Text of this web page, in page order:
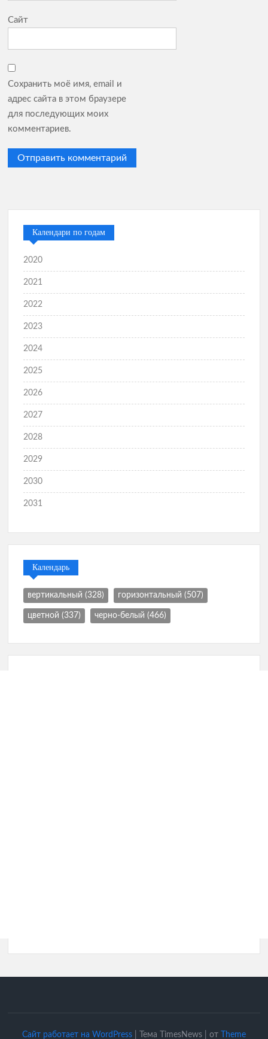
Сайт
Сохранить моё имя, email и
адрес сайта в этом браузере
для последующих моих
комментариев.
Календари по годам
2020
2021
2022
2023
2024
2025
2026
2027
2028
2029
2030
2031
Календарь
вертикальный (328) горизонтальный (507)
цветной (337) черно-белый (466)
Сайт работает на WordPress Тема TimesNews от Theme